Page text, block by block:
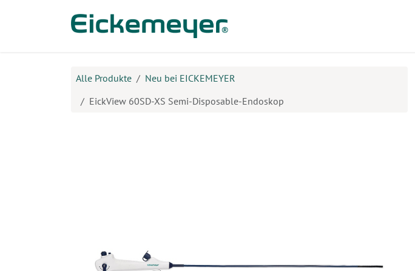
Alle Produkte
Neu bei EICKEMEYER
EickView 60SD-XS Semi-Disposable-Endoskop